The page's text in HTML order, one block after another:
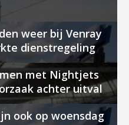
weer bij Venray
dienstregeling
met Nightjets
achter uitval
ook op woensdag